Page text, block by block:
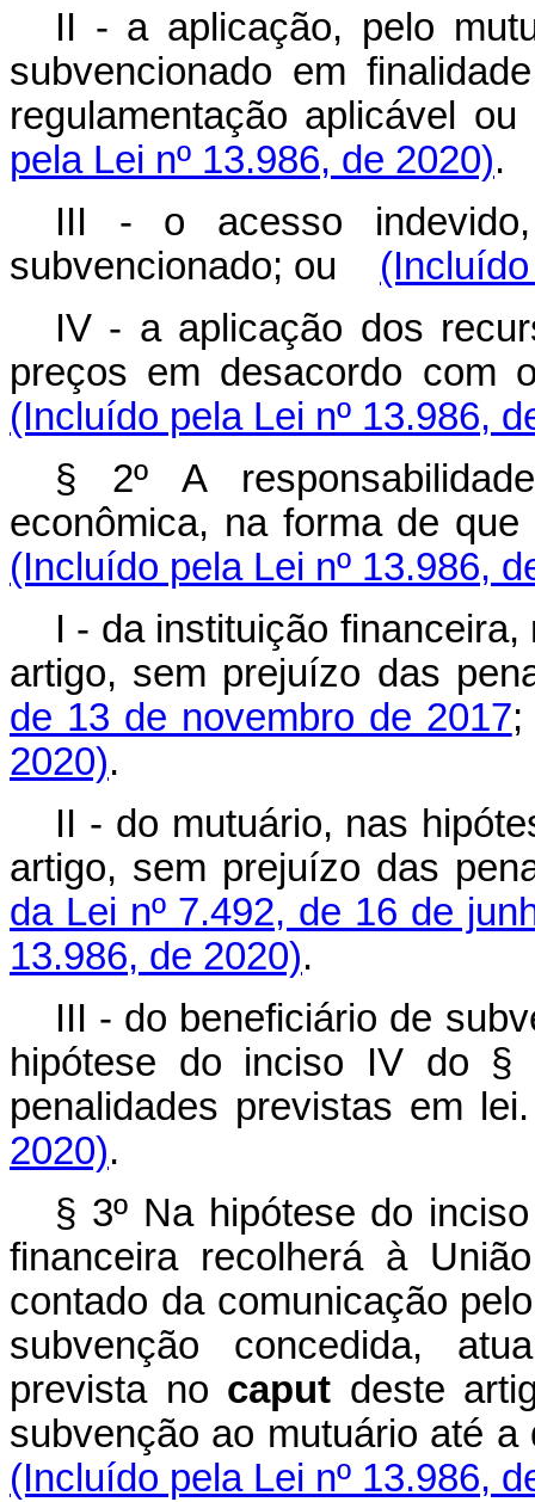
II - a aplicação, pelo
subvencionado em
regulamentação aplicável
pela Lei nº 13.986, de 2020).
III - o acesso
subvencionado; ou
IV - a aplicação dos
preços em desacordo com
(Incluído pela Lei nº 13.986,
§ 2º A
econômica, na forma de
(Incluído pela Lei nº 13.986,
I - da instituição
artigo, sem prejuízo das
de 13 de novembro de 2017;
2020).
II - do mutuário, nas
artigo, sem prejuízo das
da Lei nº 7.492, de 16 de
13.986, de 2020).
III - do beneficiário de
hipótese do inciso IV do §
penalidades previstas em lei.
2020).
§ 3º Na hipótese do
financeira recolherá à
contado da comunicação
subvenção concedida,
prevista no caput deste
subvenção ao mutuário até
(Incluído pela Lei nº 13.986,